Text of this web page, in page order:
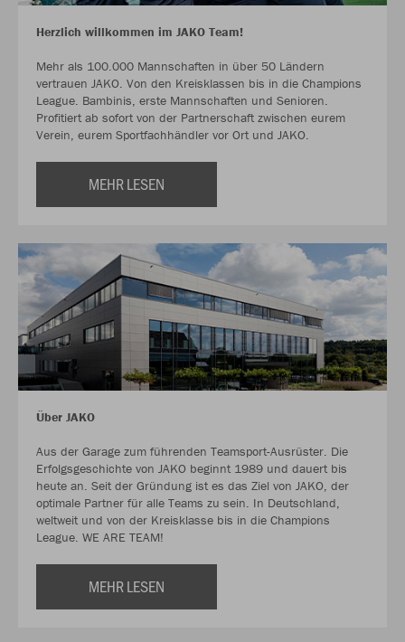
Herzlich willkommen im JAKO Team!
Mehr als 100.000 Mannschaften in über 50 Ländern
vertrauen JAKO. Von den Kreisklassen bis in die Champions
League. Bambinis, erste Mannschaften und Senioren.
Profitiert ab sofort von der Partnerschaft zwischen eurem
Verein, eurem Sportfachhändler vor Ort und JAKO.
MEHR LESEN
Über JAKO
Aus der Garage zum führenden Teamsport-Ausrüster. Die
Erfolgsgeschichte von JAKO beginnt 1989 und dauert bis
heute an. Seit der Gründung ist es das Ziel von JAKO, der
optimale Partner für alle Teams zu sein. In Deutschland,
weltweit und von der Kreisklasse bis in die Champions
League. WE ARE TEAM!
MEHR LESEN